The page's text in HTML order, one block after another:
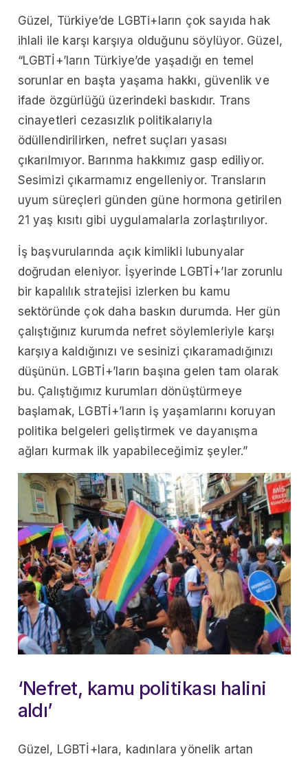
Güzel, Türkiye’de LGBTi+ların çok sayıda hak
ihlali ile karşı karşıya olduğunu söylüyor. Güzel,
“LGBTİ+’ların Türkiye’de yaşadığı en temel
sorunlar en başta yaşama hakkı, güvenlik ve
ifade özgürlüğü üzerindeki baskıdır. Trans
cinayetleri cezasızlık politikalarıyla
ödüllendirilirken, nefret suçları yasası
çıkarılmıyor. Barınma hakkımız gasp ediliyor.
Sesimizi çıkarmamız engelleniyor. Transların
uyum süreçleri günden güne hormona getirilen
21 yaş kısıtı gibi uygulamalarla zorlaştırılıyor.
İş başvurularında açık kimlikli lubunyalar
doğrudan eleniyor. İşyerinde LGBTİ+’lar zorunlu
bir kapalılık stratejisi izlerken bu kamu
sektöründe çok daha baskın durumda. Her gün
çalıştığınız kurumda nefret söylemleriyle karşı
karşıya kaldığınızı ve sesinizi çıkaramadığınızı
düşünün. LGBTİ+’ların başına gelen tam olarak
bu. Çalıştığımız kurumları dönüştürmeye
başlamak, LGBTİ+’ların iş yaşamlarını koruyan
politika belgeleri geliştirmek ve dayanışma
ağları kurmak ilk yapabileceğimiz şeyler.”
‘Nefret, kamu politikası halini
aldı’
Güzel, LGBTİ+lara, kadınlara yönelik artan